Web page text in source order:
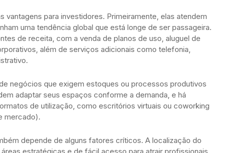
vantagens para investidores. Primeiramente, elas atendem
uma tendência global que está longe de ser passageira.
de receita, com a venda de planos de uso, aluguel de
além de serviços adicionais como telefonia,
negócios que exigem estoques ou processos produtivos
adaptar seus espaços conforme a demanda, e há
de utilização, como escritórios virtuais ou coworking
mercado).
depende de alguns fatores críticos. A localização do